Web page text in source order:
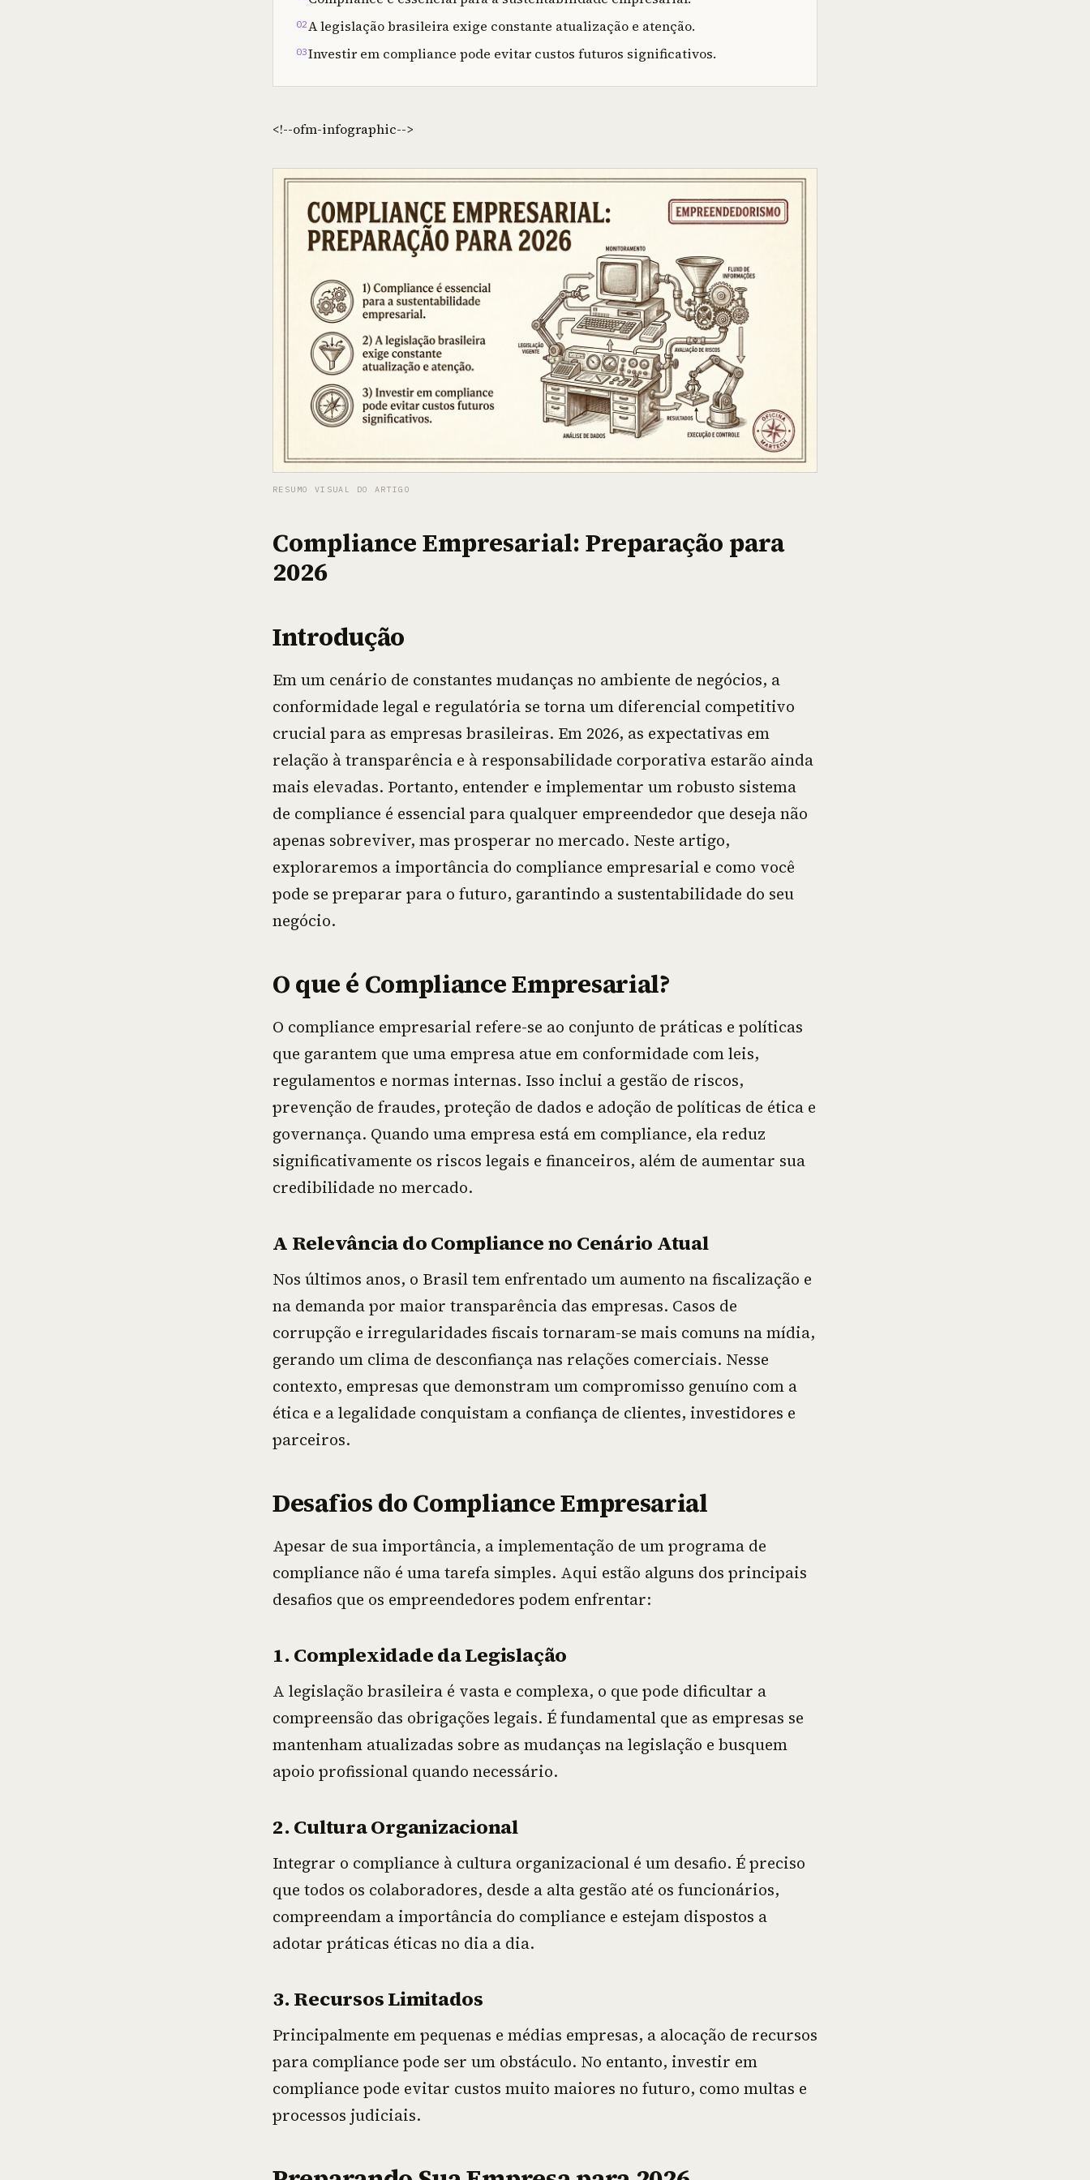
02A legislação brasileira exige constante atualização e atenção.
03Investir em compliance pode evitar custos futuros significativos.
<!--ofm-infographic-->
RESUMO VISUAL DO ARTIGO
Compliance Empresarial: Preparação para
2026
Introdução
Em um cenário de constantes mudanças no ambiente de negócios, a
conformidade legal e regulatória se torna um diferencial competitivo
crucial para as empresas brasileiras. Em 2026, as expectativas em
relação à transparência e à responsabilidade corporativa estarão ainda
mais elevadas. Portanto, entender e implementar um robusto sistema
de compliance é essencial para qualquer empreendedor que deseja não
apenas sobreviver, mas prosperar no mercado. Neste artigo,
exploraremos a importância do compliance empresarial e como você
pode se preparar para o futuro, garantindo a sustentabilidade do seu
negócio.
O que é Compliance Empresarial?
O compliance empresarial refere-se ao conjunto de práticas e políticas
que garantem que uma empresa atue em conformidade com leis,
regulamentos e normas internas. Isso inclui a gestão de riscos,
prevenção de fraudes, proteção de dados e adoção de políticas de ética e
governança. Quando uma empresa está em compliance, ela reduz
significativamente os riscos legais e financeiros, além de aumentar sua
credibilidade no mercado.
A Relevância do Compliance no Cenário Atual
Nos últimos anos, o Brasil tem enfrentado um aumento na fiscalização e
na demanda por maior transparência das empresas. Casos de
corrupção e irregularidades fiscais tornaram-se mais comuns na mídia,
gerando um clima de desconfiança nas relações comerciais. Nesse
contexto, empresas que demonstram um compromisso genuíno com a
ética e a legalidade conquistam a confiança de clientes, investidores e
parceiros.
Desafios do Compliance Empresarial
Apesar de sua importância, a implementação de um programa de
compliance não é uma tarefa simples. Aqui estão alguns dos principais
desafios que os empreendedores podem enfrentar:
1. Complexidade da Legislação
A legislação brasileira é vasta e complexa, o que pode dificultar a
compreensão das obrigações legais. É fundamental que as empresas se
mantenham atualizadas sobre as mudanças na legislação e busquem
apoio profissional quando necessário.
2. Cultura Organizacional
Integrar o compliance à cultura organizacional é um desafio. É preciso
que todos os colaboradores, desde a alta gestão até os funcionários,
compreendam a importância do compliance e estejam dispostos a
adotar práticas éticas no dia a dia.
3. Recursos Limitados
Principalmente em pequenas e médias empresas, a alocação de recursos
para compliance pode ser um obstáculo. No entanto, investir em
compliance pode evitar custos muito maiores no futuro, como multas e
processos judiciais.